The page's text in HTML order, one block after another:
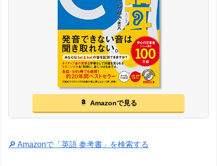
Amazonで見る
🔎 Amazonで「英語 参考書」を検索する